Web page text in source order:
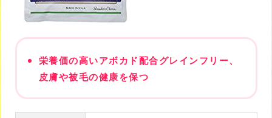
栄養価の高いアボカド配合グレインフリー、
皮膚や被毛の健康を保つ